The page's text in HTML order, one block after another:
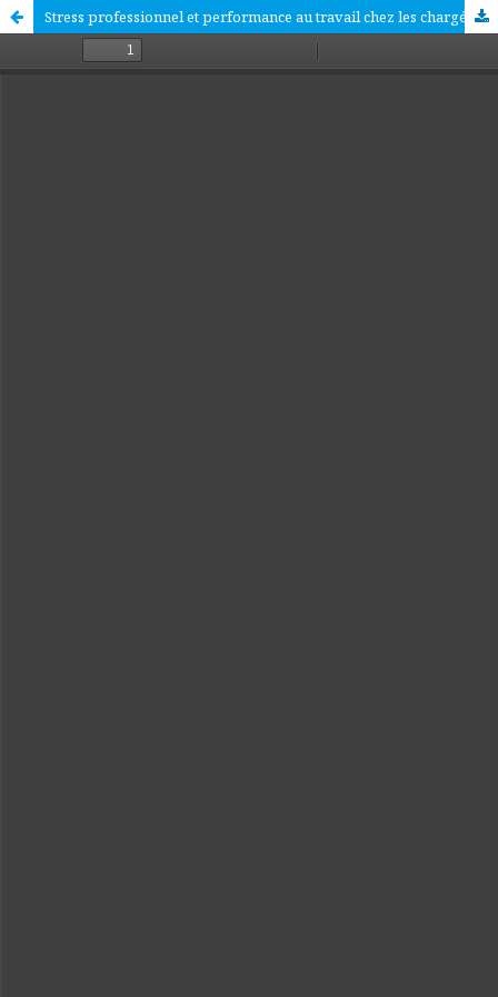
Stress professionnel et performance au travail chez les chargés clientèles des particuliers : une étude de cas dans l’espace bancaire ivoirien